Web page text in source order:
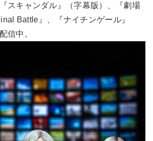
スキャンダル』（字幕版）、『劇場
Battle』、『ナイチンゲール』
信中。